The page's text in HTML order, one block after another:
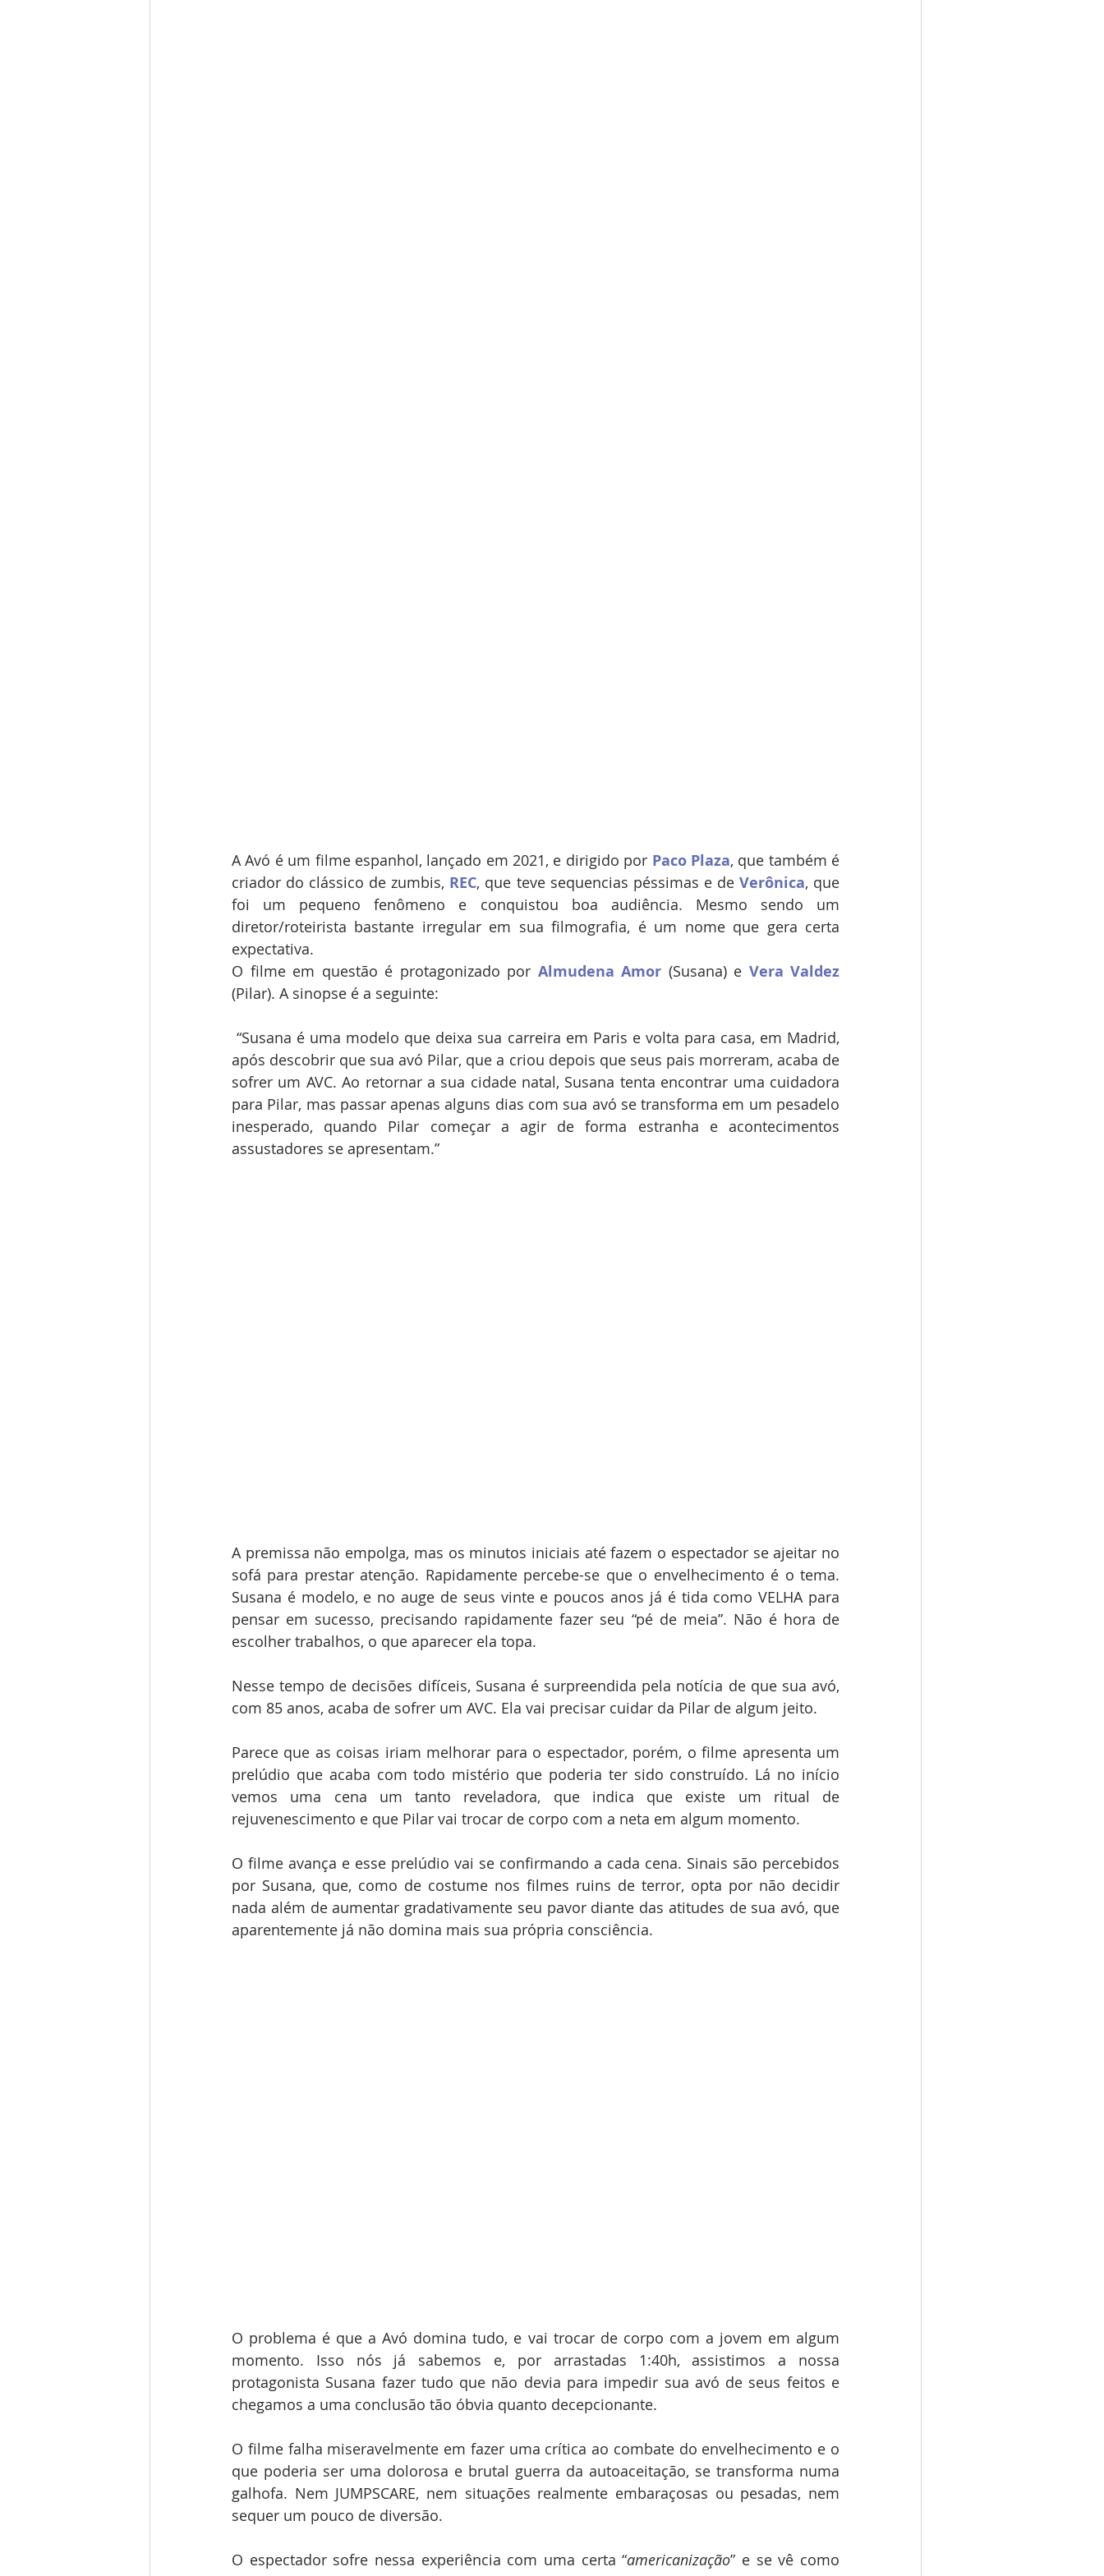
A Avó é um filme espanhol, lançado em 2021, e dirigido por Paco Plaza, que também é
criador do clássico de zumbis, REC, que teve sequencias péssimas e de Verônica, que
foi um pequeno fenômeno e conquistou boa audiência. Mesmo sendo um
diretor/roteirista bastante irregular em sua filmografia, é um nome que gera certa
expectativa.
O filme em questão é protagonizado por Almudena Amor (Susana) e Vera Valdez
(Pilar). A sinopse é a seguinte:
“Susana é uma modelo que deixa sua carreira em Paris e volta para casa, em Madrid,
após descobrir que sua avó Pilar, que a criou depois que seus pais morreram, acaba de
sofrer um AVC. Ao retornar a sua cidade natal, Susana tenta encontrar uma cuidadora
para Pilar, mas passar apenas alguns dias com sua avó se transforma em um pesadelo
inesperado, quando Pilar começar a agir de forma estranha e acontecimentos
assustadores se apresentam.”
A premissa não empolga, mas os minutos iniciais até fazem o espectador se ajeitar no
sofá para prestar atenção. Rapidamente percebe-se que o envelhecimento é o tema.
Susana é modelo, e no auge de seus vinte e poucos anos já é tida como VELHA para
pensar em sucesso, precisando rapidamente fazer seu “pé de meia”. Não é hora de
escolher trabalhos, o que aparecer ela topa.
Nesse tempo de decisões difíceis, Susana é surpreendida pela notícia de que sua avó,
com 85 anos, acaba de sofrer um AVC. Ela vai precisar cuidar da Pilar de algum jeito.
Parece que as coisas iriam melhorar para o espectador, porém, o filme apresenta um
prelúdio que acaba com todo mistério que poderia ter sido construído. Lá no início
vemos uma cena um tanto reveladora, que indica que existe um ritual de
rejuvenescimento e que Pilar vai trocar de corpo com a neta em algum momento.
O filme avança e esse prelúdio vai se confirmando a cada cena. Sinais são percebidos
por Susana, que, como de costume nos filmes ruins de terror, opta por não decidir
nada além de aumentar gradativamente seu pavor diante das atitudes de sua avó, que
aparentemente já não domina mais sua própria consciência.
O problema é que a Avó domina tudo, e vai trocar de corpo com a jovem em algum
momento. Isso nós já sabemos e, por arrastadas 1:40h, assistimos a nossa
protagonista Susana fazer tudo que não devia para impedir sua avó de seus feitos e
chegamos a uma conclusão tão óbvia quanto decepcionante.
O filme falha miseravelmente em fazer uma crítica ao combate do envelhecimento e o
que poderia ser uma dolorosa e brutal guerra da autoaceitação, se transforma numa
galhofa. Nem JUMPSCARE, nem situações realmente embaraçosas ou pesadas, nem
sequer um pouco de diversão.
O espectador sofre nessa experiência com uma certa “americanização” e se vê como